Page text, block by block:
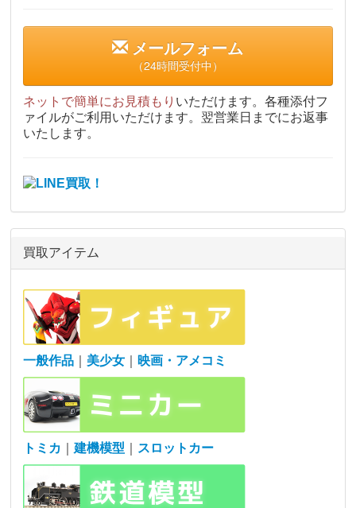
メールフォーム
（24時間受付中）
ネットで簡単にお見積もり いただけます。各種添付フ
ァイルがご利用いただけます。翌営業日までにお返事
いたします。
買取アイテム
一般作品 美少女 映画・アメコミ
トミカ ｜建機模型 スロットカー